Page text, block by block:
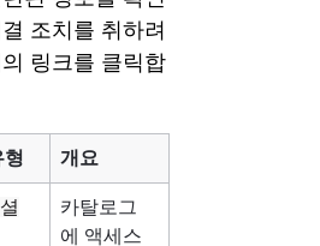
조치를 취하려
링크를 클릭합
형 개요
카탈로그
에 액세스